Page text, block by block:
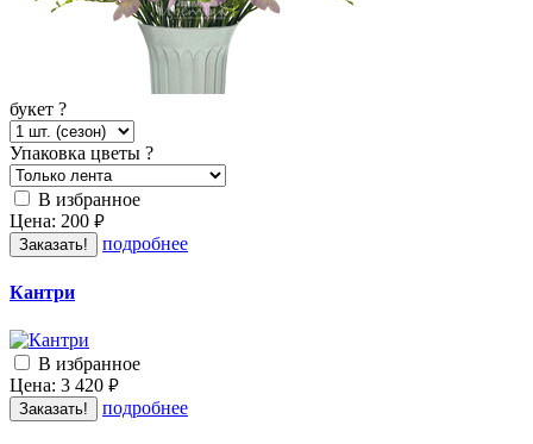
букет ?
Упаковка цветы ?
В избранное
Цена: 200 руб.
Заказать! подробнее
Кантри
В избранное
Цена: 3 420 руб.
Заказать! подробнее